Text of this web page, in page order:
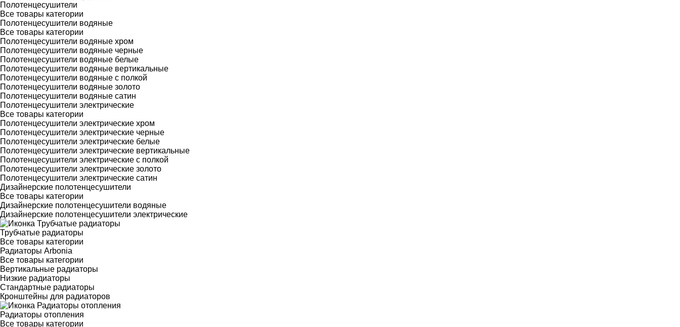
Полотенцесушители
Все товары категории
Полотенцесушители водяные
Все товары категории
Полотенцесушители водяные хром
Полотенцесушители водяные черные
Полотенцесушители водяные белые
Полотенцесушители водяные вертикальные
Полотенцесушители водяные с полкой
Полотенцесушители водяные золото
Полотенцесушители водяные сатин
Полотенцесушители электрические
Все товары категории
Полотенцесушители электрические хром
Полотенцесушители электрические черные
Полотенцесушители электрические белые
Полотенцесушители электрические вертикальные
Полотенцесушители электрические с полкой
Полотенцесушители электрические золото
Полотенцесушители электрические сатин
Дизайнерские полотенцесушители
Все товары категории
Дизайнерские полотенцесушители водяные
Дизайнерские полотенцесушители электрические
Трубчатые радиаторы
Все товары категории
Радиаторы Arbonia
Все товары категории
Вертикальные радиаторы
Низкие радиаторы
Стандартные радиаторы
Кронштейны для радиаторов
Радиаторы отопления
Все товары категории